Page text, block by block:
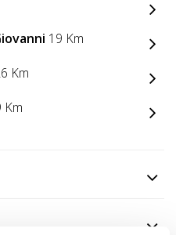
19 Km
Km
Km